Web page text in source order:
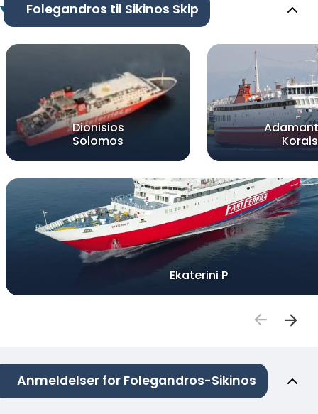
Folegandros til Sikinos Skip
Dionisios
Solomos
Korais
Ekaterini P
Anmeldelser for Folegandros-Sikinos